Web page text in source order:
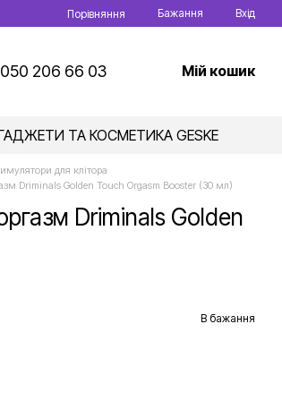
Порівняння Бажання Вхід
050 206 66 03 Мій кошик
ТА КОСМЕТИКА GESKE
для клітора
Driminals Golden Touch Orgasm Booster (30 мл)
Driminals Golden
В бажання